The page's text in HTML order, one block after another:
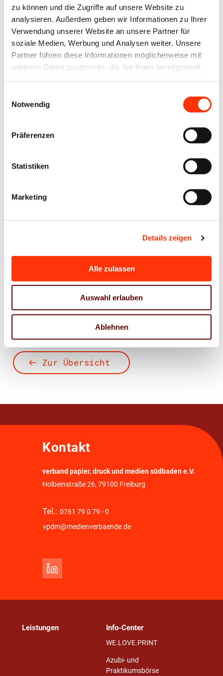
zu können und die Zugriffe auf unsere Website zu
analysieren. Außerdem geben wir Informationen zu Ihrer
Verwendung unserer Website an unsere Partner für
soziale Medien, Werbung und Analysen weiter. Unsere
Partner führen diese Informationen möglicherweise mit
weiteren Daten zusammen, die Sie ihnen bereitgestellt
Notwendig
Präferenzen
Statistiken
Marketing
Details zeigen
Alle zulassen
Auswahl erlauben
Ablehnen
Benutzernamen und Ihr
Passwort ein, um sich an der
Website anzumelden.
E-Mail-Adresse
Jens Meyer
Geschäftsführer
j.meyer@vdm-beratung.de
Zur Übersicht
Kontakt
verband papier, druck und medien südbaden e.V.
Holbeinstraße 26, 79100 Freiburg
Tel.: 0761 79 0 79 - 0
vpdm@medienverbaende.de
Leistungen Info-Center
WE.LOVE.PRINT
Azubi- und
Praktikumsbörse